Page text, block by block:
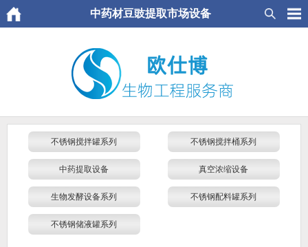
中药材豆豉提取市场设备
不锈钢搅拌罐系列 不锈钢搅拌桶系列
中药提取设备 真空浓缩设备
生物发酵设备系列 不锈钢配料罐系列
不锈钢储液罐系列